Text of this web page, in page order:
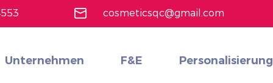
cosmeticsqc@gmail.com
Unternehmen F&E Personalisierung